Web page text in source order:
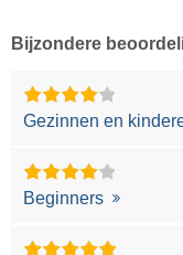
Bijzondere
Gezinnen en
Beginners